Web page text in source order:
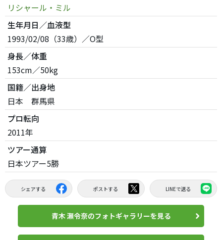
リシャール・ミル
生年月日／血液型
1993/02/08（33歳）／O型
身長／体重
153cm／50kg
国籍／出身地
日本 群馬県
プロ転向
2011年
ツアー通算
日本ツアー5勝
シェアする ポストする LINEで送る
青木 瀬令奈のフォトギャラリーを見る